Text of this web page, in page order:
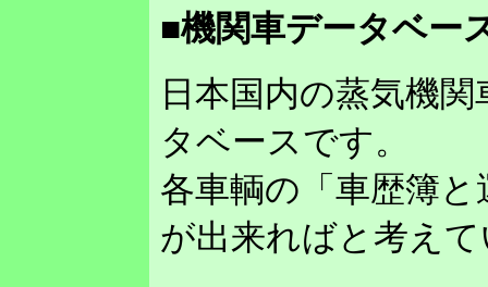
■機関車データベー
日本国内の蒸気機
タベースです。
各車輌の「車歴簿
が出来ればと考え